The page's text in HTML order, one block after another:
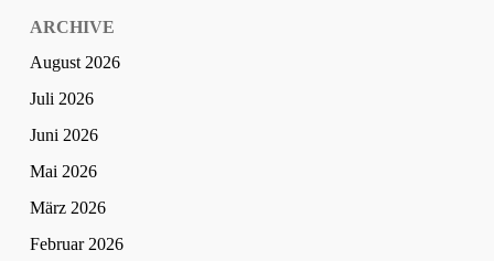
ARCHIVE
August 2026
Juli 2026
Juni 2026
Mai 2026
März 2026
Februar 2026